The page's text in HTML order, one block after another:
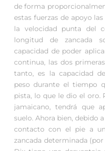
de forma
estas fuerzas de apoyo
la velocidad punta del
longitud de zancada
capacidad de poder
continua, las dos
tanto, es la capacidad
peso durante el tiempo
pista, lo que le dio el oro.
jamaicano, tendrá que
suelo. Ahora bien, debido
contacto con el pie a
zancada determinada